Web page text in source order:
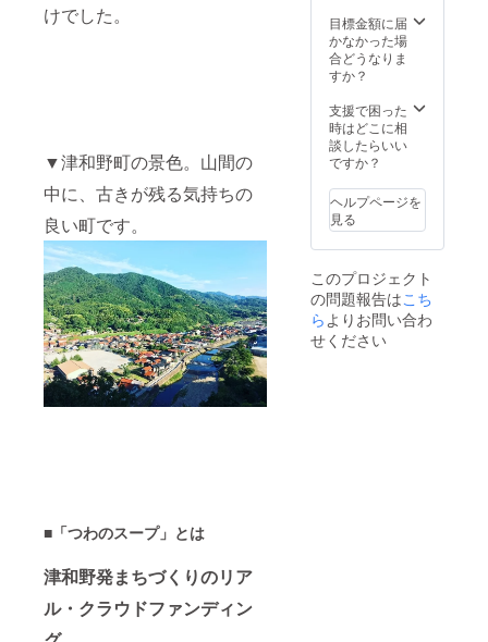
けでした。
▼津和野町の景色。山間の
中に、古きが残る気持ちの
良い町です。
■「つわのスープ」とは
津和野発まちづくりのリア
ル・クラウドファンディン
【石倉美
生】
富山県出
身。1989年
生まれ。７
年間、埼玉
県で公立小
学校教員を
務める。教
員として働
く中で、子
供と大人が
関わる場や
自己負
担とな
りま
降の
「つわ
のスー
プ」の
につい
メール
facebo
ジにて
お知ら
せしま
す。 ●
す。 津
和野町
までの
自己負
担とな
りま
す。 2
降の
「つわ
のスー
プ」の
につい
ては、
メール
と
facebo
●「つわ
のスー
ト」に
つい
て、 1
回目の
のスー
プ」
は、
2019年
（土）
17：30
～20：
30 藩
校養老
目標金額に届
かなかった場
合どうなりま
すか？
支援で困った
時はどこに相
談したらいい
ですか？
ヘルプページを
見る
このプロジェクト
の問題報告はこち
らよりお問い合わ
せください